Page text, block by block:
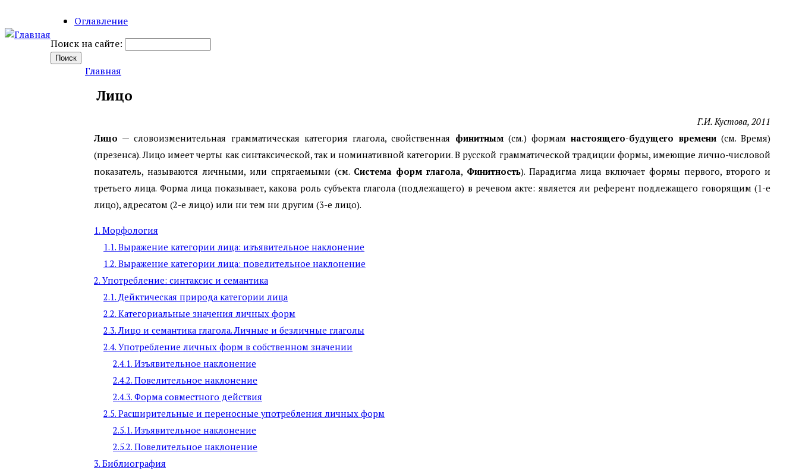
Оглавление
Поиск на сайте:
Главная
Лицо
Г.И. Кустова, 2011
Лицо — словоизменительная грамматическая категория глагола, свойственная финитным(см.) формамнастоящего-будущего времени(cм. Время)
(презенса). Лицо имеет черты как синтаксической, так и номинативной категории. В русской грамматической традиции формы, имеющие лично-числовой
показатель, называются личными, или спрягаемыми (см. Система форм глагола, Финитность). Парадигма лица включает формы первого, второго и
третьего лица. Форма лица показывает, какова роль субъекта глагола (подлежащего) в речевом акте: является ли референт подлежащего говорящим (1-е
лицо), адресатом (2-е лицо) или ни тем ни другим (3-е лицо).
1. Морфология
1.1. Выражение категории лица: изъявительное наклонение
1.2. Выражение категории лица: повелительное наклонение
2. Употребление: синтаксис и семантика
2.1. Дейктическая природа категории лица
2.2. Категориальные значения личных форм
2.3. Лицо и семантика глагола. Личные и безличные глаголы
2.4. Употребление личных форм в собственном значении
2.4.1. Изъявительное наклонение
2.4.2. Повелительное наклонение
2.4.3. Форма совместного действия
2.5. Расширительные и переносные употребления личных форм
2.5.1. Изъявительное наклонение
2.5.2. Повелительное наклонение
3. Библиография